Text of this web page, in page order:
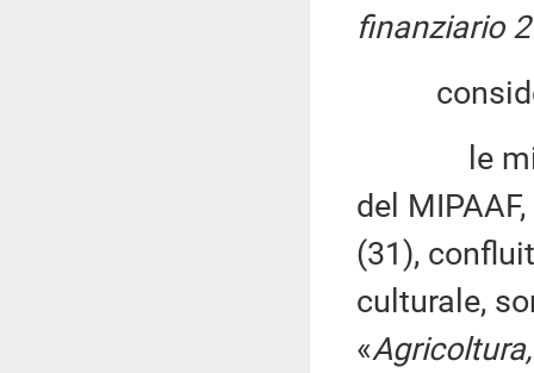
finanziario
le
del
(31),
culturale,
«